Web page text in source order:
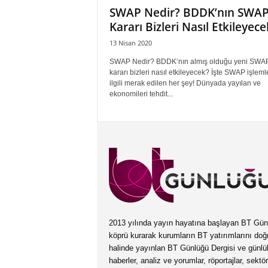
SWAP Nedir? BDDK’nın SWAP
Kararı Bizleri Nasıl
13 Nisan 2020
SWAP Nedir? BDDK’nın almış olduğu yeni
kararı bizleri nasıl etkileyecek? İşte SWAP
ilgili merak edilen her şey! Dünyada yayılan ve
ekonomileri tehdit...
2013 yılında yayın hayatına başlayan BT
köprü kurarak kurumların BT yatırımlarını
halinde yayınlan BT Günlüğü Dergisi ve
haberler, analiz ve yorumlar, röportajlar,